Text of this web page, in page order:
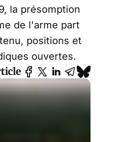
la présomption
de l'arme part
positions et
ouvertes.